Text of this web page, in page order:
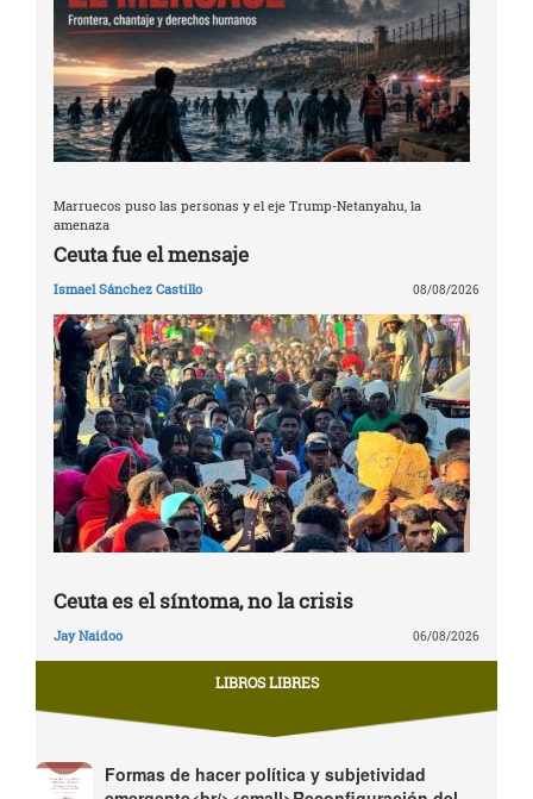
Marruecos puso las personas y el eje Trump-Netanyahu, la
amenaza
Ceuta fue el mensaje
Ismael Sánchez Castillo 08/08/2026
Ceuta es el síntoma, no la crisis
Jay Naidoo 06/08/2026
LIBROS LIBRES
Formas de hacer política y subjetividad